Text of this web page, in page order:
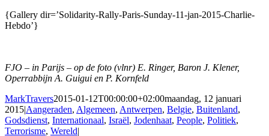
{Gallery dir=’Solidarity-Rally-Paris-Sunday-11-jan-2015-Charlie-
Hebdo’}
FJO – in Parijs – op de foto (vlnr) E. Ringer, Baron J. Klener,
Operrabbijn A. Guigui en P. Kornfeld
MarkTravers2015-01-12T00:00:00+02:00maandag, 12 januari
2015|Aangeraden, Algemeen, Antwerpen, Belgie, Buitenland,
Godsdienst, Internationaal, Israël, Jodenhaat, People, Politiek,
Terrorisme, Wereld|